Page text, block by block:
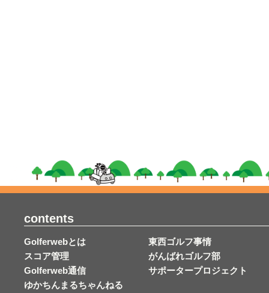
contents
Golferwebとは
スコア管理
Golferweb通信
ゆかちんまるちゃんねる
東西ゴルフ事情
がんばれゴルフ部
サポータープロジェクト